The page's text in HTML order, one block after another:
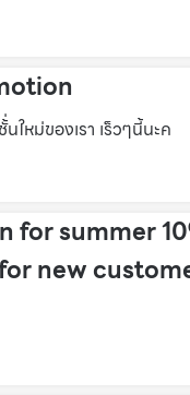
ใหม่ของเรา เร็วๆนี้นะค
for summer
new